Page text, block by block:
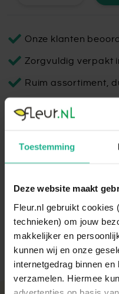
Toestemming
Deze website maakt
Fleur.nl gebruikt cookies
technieken) om jouw
makkelijker en
kunnen wij en onze
internetgedrag binnen
verzamelen. Hiermee
Onze klanten
Zorgvuldig verpakt
Ruim assortiment,
De Luca Lifestyle Bordo
Lees volledige omschrijving